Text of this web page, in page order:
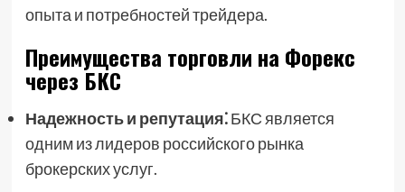
опыта и потребностей трейдера.
Преимущества торговли на Форекс
через БКС
Надежность и репутация⁚БКС является
одним из лидеров российского рынка
брокерских услуг.